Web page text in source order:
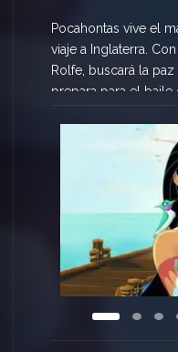
Pocahontas vive el
viaje a Inglaterra.
Rolfe, buscará la
prepara para el baile
aparición de John
un dilema… elegir